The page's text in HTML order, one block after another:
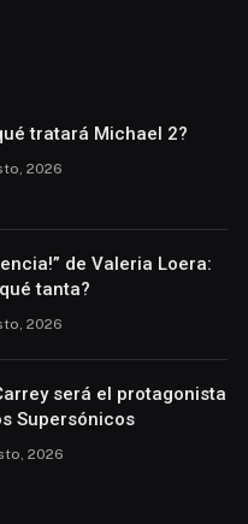
tratará Michael 2?
2026
de Valeria Loera:
tanta?
2026
será el protagonista
Supersónicos
2026